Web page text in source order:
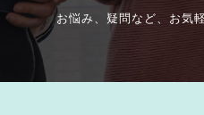
お悩み、疑問など、お気